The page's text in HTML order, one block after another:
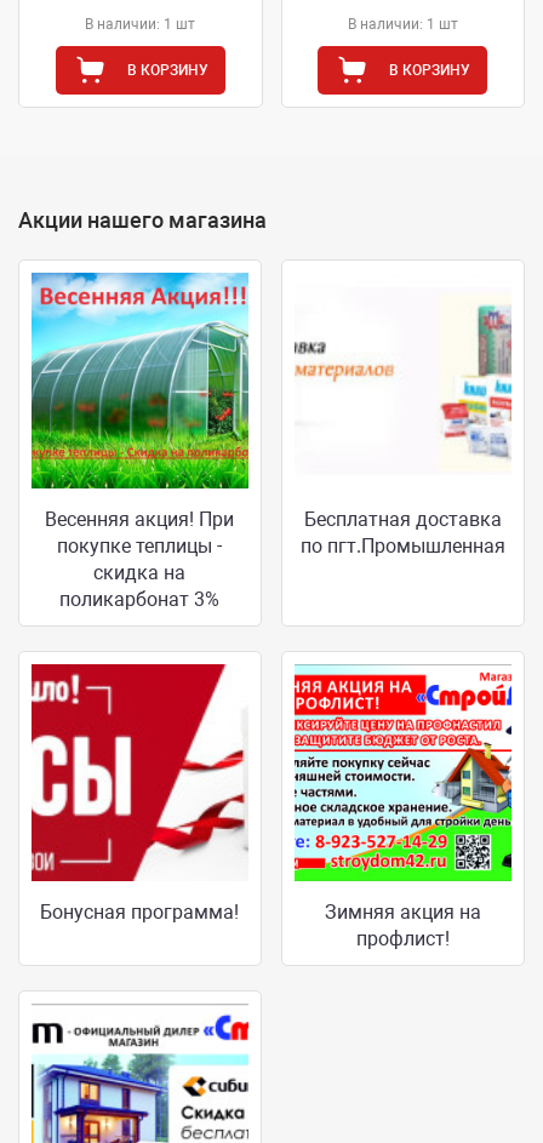
В наличии: 1 шт
В КОРЗИНУ
В наличии: 1 шт
В КОРЗИНУ
Акции нашего магазина
Весенняя акция! При
покупке теплицы -
скидка на
поликарбонат 3%
Бесплатная доставка
по пгт.Промышленная
Бонусная программа!
Зимняя акция на
профлист!